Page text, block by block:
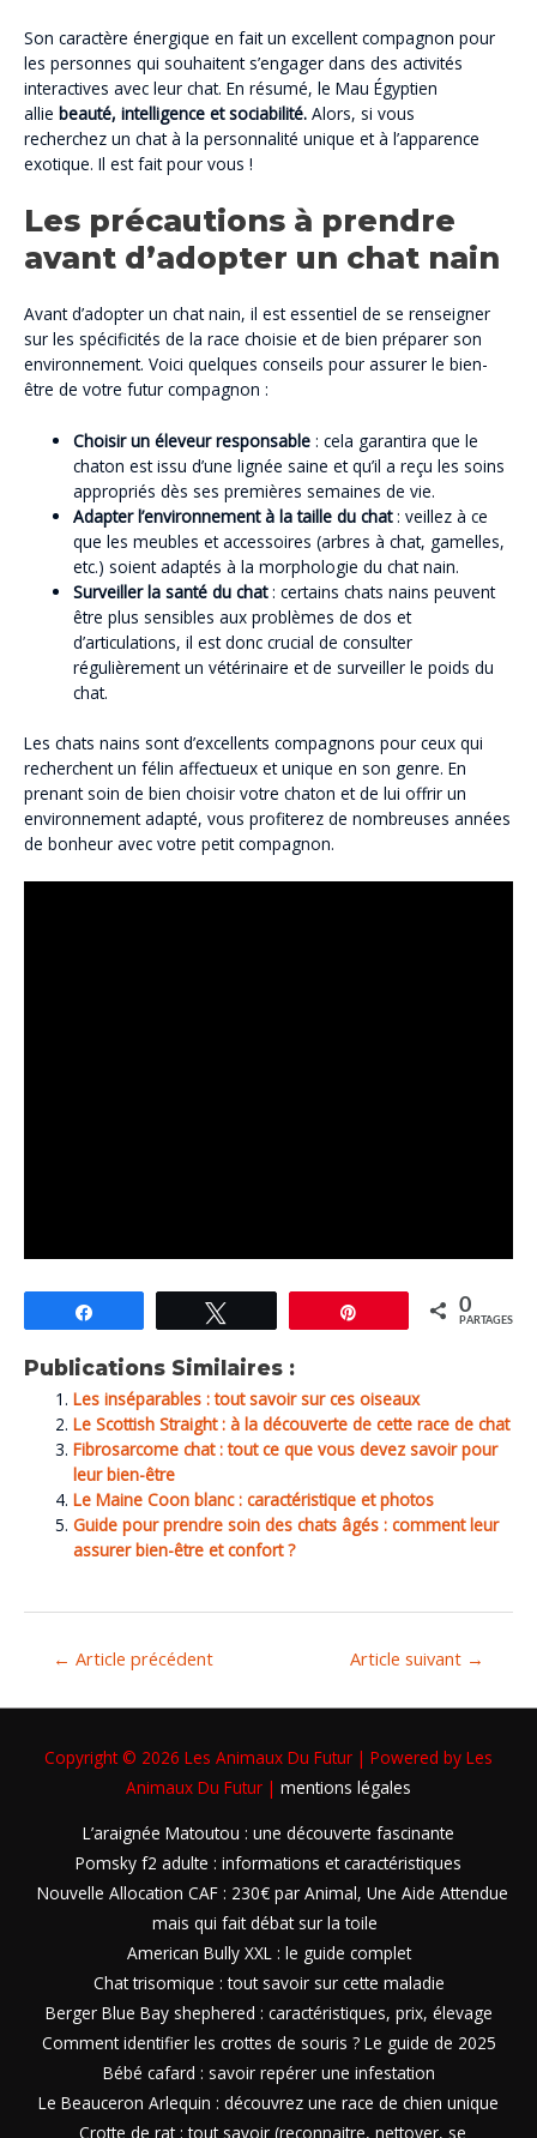
Son caractère énergique en fait un excellent compagnon pour
les personnes qui souhaitent s’engager dans des activités
interactives avec leur chat. En résumé, le Mau Égyptien
allie beauté, intelligence et sociabilité. Alors, si vous
recherchez un chat à la personnalité unique et à l’apparence
exotique. Il est fait pour vous !
Les précautions à prendre
avant d’adopter un chat nain
Avant d’adopter un chat nain, il est essentiel de se renseigner
sur les spécificités de la race choisie et de bien préparer son
environnement. Voici quelques conseils pour assurer le bien-
être de votre futur compagnon :
Choisir un éleveur responsable : cela garantira que le
chaton est issu d’une lignée saine et qu’il a reçu les soins
appropriés dès ses premières semaines de vie.
Adapter l’environnement à la taille du chat: veillez à ce
que les meubles et accessoires (arbres à chat, gamelles,
etc.) soient adaptés à la morphologie du chat nain.
Surveiller la santé du chat: certains chats nains peuvent
être plus sensibles aux problèmes de dos et
d’articulations, il est donc crucial de consulter
régulièrement un vétérinaire et de surveiller le poids du
chat.
Les chats nains sont d’excellents compagnons pour ceux qui
recherchent un félin affectueux et unique en son genre. En
prenant soin de bien choisir votre chaton et de lui offrir un
environnement adapté, vous profiterez de nombreuses années
de bonheur avec votre petit compagnon.
0
PARTAGES
Publications Similaires :
Les inséparables : tout savoir sur ces oiseaux
Le Scottish Straight : à la découverte de cette race de chat
Fibrosarcome chat : tout ce que vous devez savoir pour
leur bien-être
Le Maine Coon blanc : caractéristique et photos
Guide pour prendre soin des chats âgés : comment leur
assurer bien-être et confort ?
← Article précédent Article suivant →
Copyright © 2026 Les Animaux Du Futur | Powered by Les
Animaux Du Futur | mentions légales
L’araignée Matoutou : une découverte fascinante
Pomsky f2 adulte : informations et caractéristiques
Nouvelle Allocation CAF : 230€ par Animal, Une Aide Attendue
mais qui fait débat sur la toile
American Bully XXL : le guide complet
Chat trisomique : tout savoir sur cette maladie
Berger Blue Bay shephered : caractéristiques, prix, élevage
Comment identifier les crottes de souris ? Le guide de 2025
Bébé cafard : savoir repérer une infestation
Le Beauceron Arlequin : découvrez une race de chien unique
Crotte de rat : tout savoir (reconnaitre, nettoyer, se